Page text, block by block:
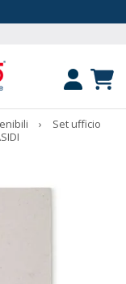
›
Set ufficio